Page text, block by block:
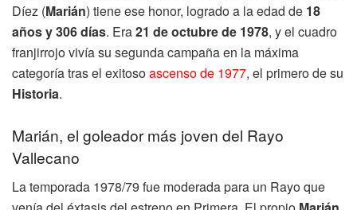
Díez (Marián) tiene ese honor, logrado a la edad de 18
años y 306 días. Era21 de octubre de 1978, y el cuadro
franjirrojo vivía su segunda campaña en la máxima
categoría tras el exitosoascenso de 1977, el primero de su
Historia.
Marián, el goleador más joven del Rayo
Vallecano
La temporada 1978/79 fue moderada para un Rayo que